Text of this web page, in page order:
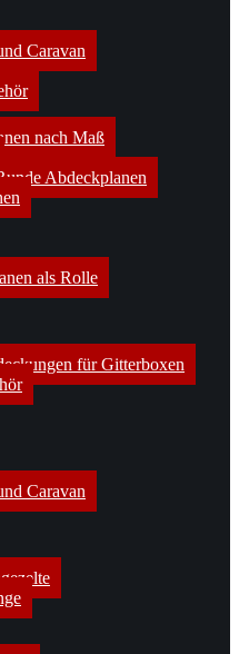
Caravan
nach Maß
Abdeckplanen
als Rolle
für Gitterboxen
Caravan